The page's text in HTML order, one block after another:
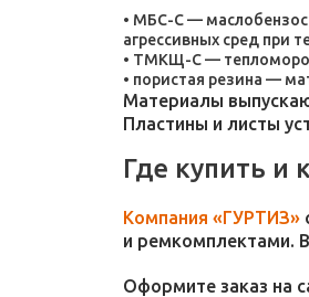
МБС-С —
агрессивных сред при
ТМКЩ-С —
пористая резина —
Материалы
Пластины и листы
Где купить и
Компания «ГУРТИЗ»
и ремкомплектами.
Оформите заказ на